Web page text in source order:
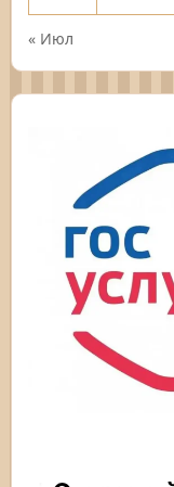
« Июл